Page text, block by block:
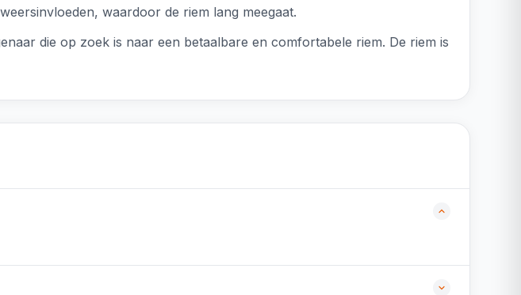
waardoor de riem lang meegaat.
die op zoek is naar een betaalbare en comfortabele riem. De riem is